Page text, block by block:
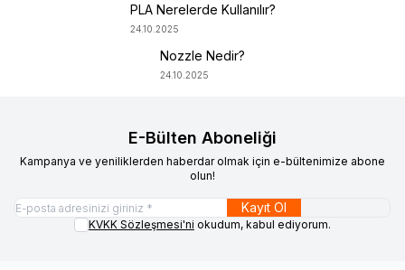
PLA Nerelerde Kullanılır?
24.10.2025
Nozzle Nedir?
24.10.2025
E-Bülten Aboneliği
Kampanya ve yeniliklerden haberdar olmak için e-bültenimize abone
olun!
Kayıt Ol
KVKK Sözleşmesi'ni okudum, kabul ediyorum.